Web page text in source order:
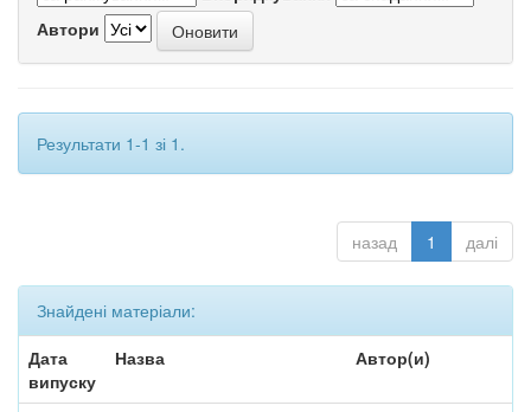
Автори
Результати 1-1 зі 1.
назад 1 далі
Знайдені матеріали:
Дата
випуску
Назва Автор(и)